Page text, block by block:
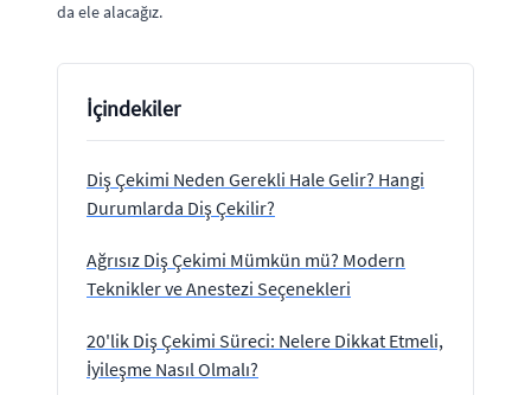
da ele alacağız.
İçindekiler
Diş Çekimi Neden Gerekli Hale Gelir? Hangi
Durumlarda Diş Çekilir?
Ağrısız Diş Çekimi Mümkün mü? Modern
Teknikler ve Anestezi Seçenekleri
20'lik Diş Çekimi Süreci: Nelere Dikkat Etmeli,
İyileşme Nasıl Olmalı?